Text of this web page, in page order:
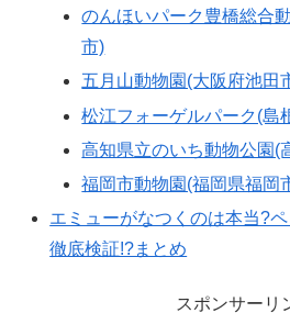
のんほいパーク豊橋総合
市)
五月山動物園(大阪府池田
松江フォーゲルパーク(島
高知県立のいち動物公園(
福岡市動物園(福岡県福岡
エミューがなつくのは本当?
徹底検証!?まとめ
スポンサーリ